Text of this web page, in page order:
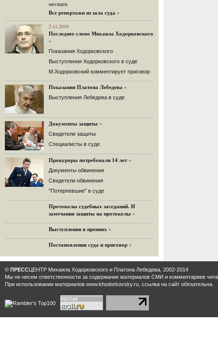
48 комментариев
Не исключил
Владимир Путин допускает, что Россия может выйти из-
под юрисдикции ЕСПЧ.
88 комментариев
14.08.2014
Нарулил
Игорь Сечин просит о помощи.
Ссылаясь на санкции, глава
«Роснефти» хочет выбить из фонда
12.08.2014
Граждане не хотят платить по счетам ЮКОСа
Решение Гаагского суда о компенсации $50 млрд
поддержали 12%.
129 комментариев
Вечер у Ходорковских. Вспоминает Иван Стариков.
11.08.2014
«Удивительно сильная, мощная и
достойная только преклонения
Гости и ведущие «Эха Москвы» чтут
память Марины Филипповны.
10 комментариев
Марина Филипповна Ходорковская:
«Я долго была молодой!»
"Новая" рассказывает о судьбе
месяцев.
Все репортажи из зала суда »
2.11.2010
Последнее слово Михаила Ходорковского
»
Показания Ходорковского
Выступления Ходорковского в суде
М.Ходорковский комментирует приговор
Показания Платона Лебедева »
Выступления Лебедева в суде
Документы защиты »
Cвидетели защиты
Cпециалисты в суде
Прокуроры потребовали 14 лет »
Документы обвинения
Свидетели обвинения
"Потерпевшие" в суде
Протоколы судебных заседаний. И
замечания защиты на протоколы »
Выступления в прениях »
Постановления суда и приговор »
© ПРЕССЦЕНТР Михаила Ходорковского и Платона Лебедева, 2002-2014
Мы не несем ответственности за содержание материалов CМИ и комментариев
При использовании материалов www.khodorkovsky.ru, ссылка на сайт обязательна.